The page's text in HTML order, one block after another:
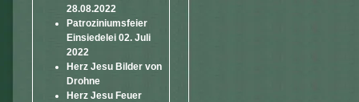
28.08.2022
Patroziniumsfeier
Einsiedelei 02. Juli
2022
Herz Jesu Bilder von
Drohne
Herz Jesu Feuer